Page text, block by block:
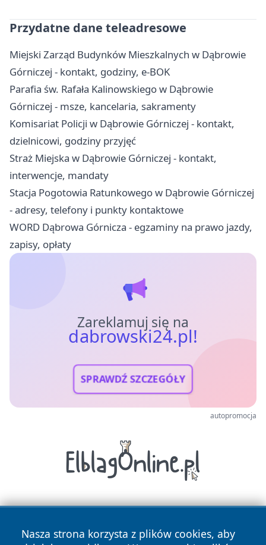
Przydatne dane teleadresowe
Miejski Zarząd Budynków Mieszkalnych w Dąbrowie
Górniczej - kontakt, godziny, e-BOK
Parafia św. Rafała Kalinowskiego w Dąbrowie
Górniczej - msze, kancelaria, sakramenty
Komisariat Policji w Dąbrowie Górniczej - kontakt,
dzielnicowi, godziny przyjęć
Straż Miejska w Dąbrowie Górniczej - kontakt,
interwencje, mandaty
Stacja Pogotowia Ratunkowego w Dąbrowie Górniczej
- adresy, telefony i punkty kontaktowe
WORD Dąbrowa Górnicza - egzaminy na prawo jazdy,
zapisy, opłaty
Zareklamuj się na
dabrowski24.pl!
SPRAWDŹ SZCZEGÓŁY
autopromocja
Nasza strona korzysta z plików cookies, aby